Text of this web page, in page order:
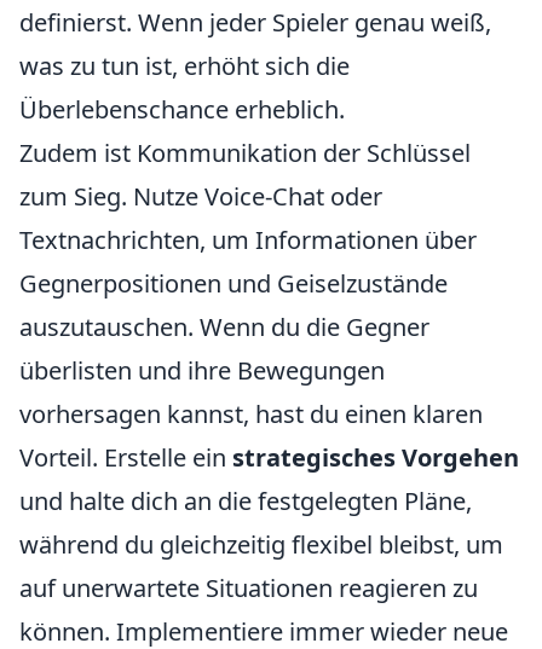
definierst. Wenn jeder Spieler genau weiß,
was zu tun ist, erhöht sich die
Überlebenschance erheblich.
Zudem ist Kommunikation der Schlüssel
zum Sieg. Nutze Voice-Chat oder
Textnachrichten, um Informationen über
Gegnerpositionen und Geiselzustände
auszutauschen. Wenn du die Gegner
überlisten und ihre Bewegungen
vorhersagen kannst, hast du einen klaren
Vorteil. Erstelle ein strategisches Vorgehen
und halte dich an die festgelegten Pläne,
während du gleichzeitig flexibel bleibst, um
auf unerwartete Situationen reagieren zu
können. Implementiere immer wieder neue